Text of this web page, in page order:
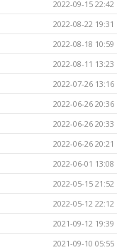
2022-09-15 22:42
2022-08-22 19:31
2022-08-18 10:59
2022-08-11 13:23
2022-07-26 13:16
2022-06-26 20:36
2022-06-26 20:33
2022-06-26 20:21
2022-06-01 13:08
2022-05-15 21:52
2022-05-12 22:12
2021-09-12 19:39
2021-09-10 05:55